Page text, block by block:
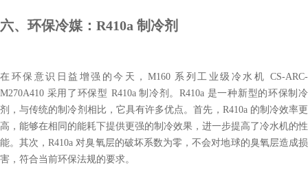
六、环保冷媒：R410a 制冷剂
在环保意识日益增强的今天，M160 系列工业级冷水机 CS-ARC-
M270A410 采用了环保型 R410a 制冷剂。R410a 是一种新型的环保制冷
剂，与传统的制冷剂相比，它具有许多优点。首先，R410a 的制冷效率更
高，能够在相同的能耗下提供更强的制冷效果，进一步提高了冷水机的性
能。其次，R410a 对臭氧层的破坏系数为零，不会对地球的臭氧层造成损
害，符合当前环保法规的要求。